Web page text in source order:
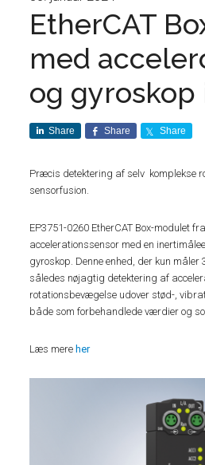
EtherCAT
med
og gyroskop
Share Share Share
Præcis detektering af selv komplekse
sensorfusion.
EP3751-0260 EtherCAT Box-modulet
accelerationssensor med en
gyroskop. Denne enhed, der kun måler
således nøjagtig detektering af
rotationsbevægelse udover stød-,
både som forbehandlede værdier og
Læs mere her